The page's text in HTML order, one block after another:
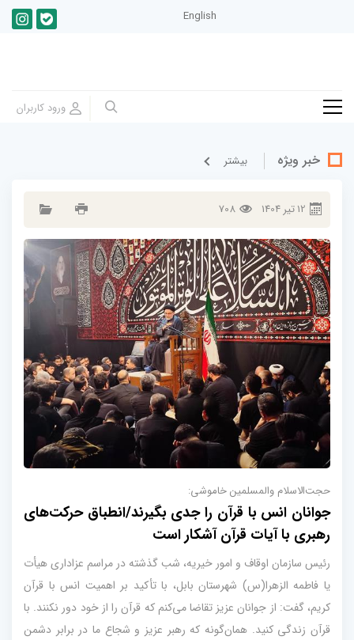
English
خبر ویژه بيشتر
12تير 1404
708
حجت‌الاسلام والمسلمین خاموشی:
جوانان انس با قرآن را جدی بگیرند/انطباق حرکت‌های
رهبری با آیات قرآن آشکار است
رئیس سازمان اوقاف و امور خیریه، شب گذشته در مراسم عزاداری هیأت
یا فاطمه الزهرا(س) شهرستان بابل، با تأکید بر اهمیت انس با قرآن
کریم، گفت: از جوانان عزیز تقاضا می‌کنم که قرآن را از خود دور نکنند. با
قرآن زندگی کنید. همان‌گونه که رهبر عزیز و شجاع ما در برابر دشمن